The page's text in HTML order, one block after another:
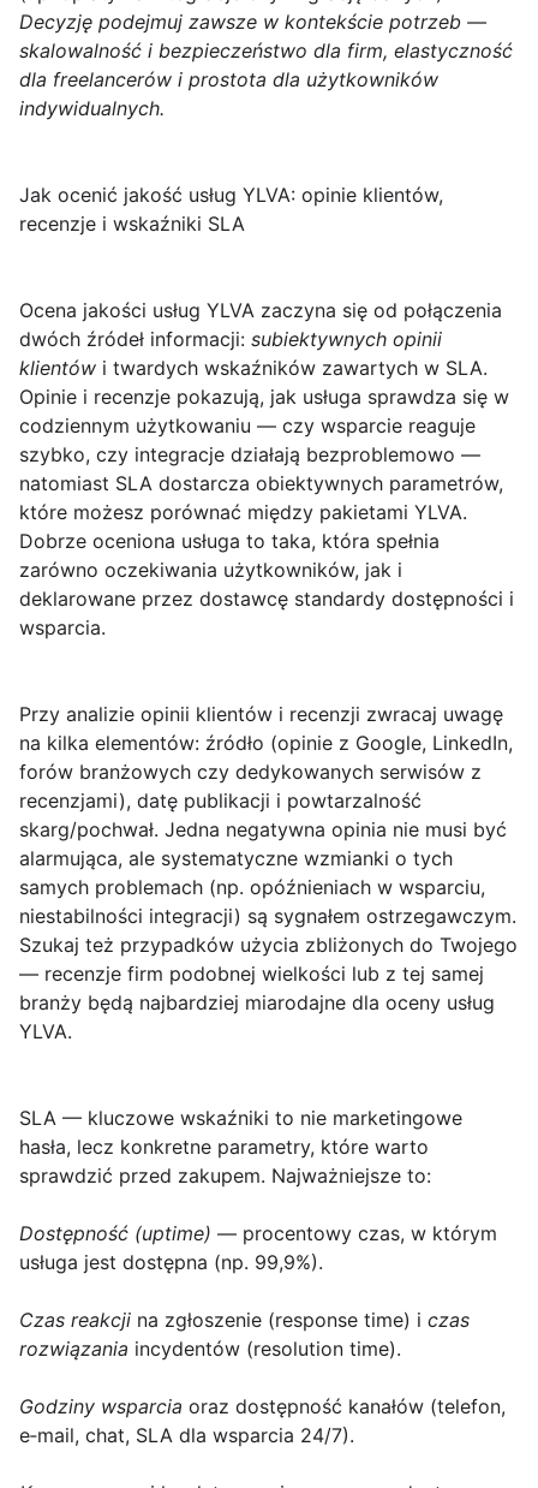
Decyzję podejmuj zawsze w kontekście potrzeb —
skalowalność i bezpieczeństwo dla firm, elastyczność
dla freelancerów i prostota dla użytkowników
indywidualnych.
Jak ocenić jakość usług YLVA: opinie klientów,
recenzje i wskaźniki SLA
Ocena jakości usług YLVA zaczyna się od połączenia
dwóch źródeł informacji: subiektywnych opinii
klientów i twardych wskaźników zawartych w SLA.
Opinie i recenzje pokazują, jak usługa sprawdza się w
codziennym użytkowaniu — czy wsparcie reaguje
szybko, czy integracje działają bezproblemowo —
natomiast SLA dostarcza obiektywnych parametrów,
które możesz porównać między pakietami YLVA.
Dobrze oceniona usługa to taka, która spełnia
zarówno oczekiwania użytkowników, jak i
deklarowane przez dostawcę standardy dostępności i
wsparcia.
Przy analizie opinii klientów i recenzji zwracaj uwagę
na kilka elementów: źródło (opinie z Google, LinkedIn,
forów branżowych czy dedykowanych serwisów z
recenzjami), datę publikacji i powtarzalność
skarg/pochwał. Jedna negatywna opinia nie musi być
alarmująca, ale systematyczne wzmianki o tych
samych problemach (np. opóźnieniach w wsparciu,
niestabilności integracji) są sygnałem ostrzegawczym.
Szukaj też przypadków użycia zbliżonych do Twojego
— recenzje firm podobnej wielkości lub z tej samej
branży będą najbardziej miarodajne dla oceny usług
YLVA.
SLA — kluczowe wskaźniki to nie marketingowe
hasła, lecz konkretne parametry, które warto
sprawdzić przed zakupem. Najważniejsze to:
Dostępność (uptime) — procentowy czas, w którym
usługa jest dostępna (np. 99,9%).
Czas reakcji na zgłoszenie (response time) i czas
rozwiązania incydentów (resolution time).
Godziny wsparcia oraz dostępność kanałów (telefon,
e‑mail, chat, SLA dla wsparcia 24/7).